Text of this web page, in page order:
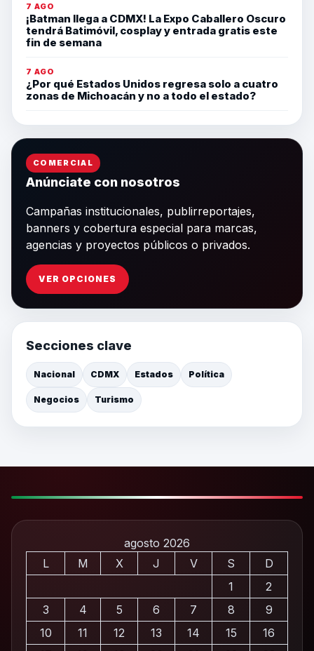
7 AGO
¡Batman llega a CDMX! La Expo Caballero Oscuro
tendrá Batimóvil, cosplay y entrada gratis este
fin de semana
7 AGO
¿Por qué Estados Unidos regresa solo a cuatro
zonas de Michoacán y no a todo el estado?
COMERCIAL
Anúnciate con nosotros
Campañas institucionales, publirreportajes,
banners y cobertura especial para marcas,
agencias y proyectos públicos o privados.
VER OPCIONES
Secciones clave
Nacional CDMX Estados Política
Negocios Turismo
agosto 2026
L
M X J V S
D
1
2
3
4 5 6 7 8
9
10
11 12 13 14 15
16